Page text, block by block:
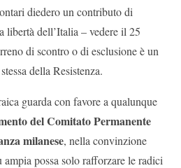
diedero un contributo di
libertà dell’Italia – vedere il 25
di scontro o di esclusione è un
della Resistenza.
guarda con favore a qualunque
del Comitato Permanente
milanese, nella convinzione
possa solo rafforzare le radici